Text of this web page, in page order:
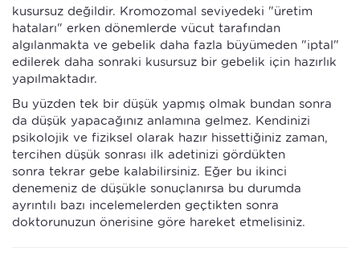
kusursuz değildir. Kromozomal seviyedeki "üretim
hataları" erken dönemlerde vücut tarafından
algılanmakta ve gebelik daha fazla büyümeden "iptal"
edilerek daha sonraki kusursuz bir gebelik için hazırlık
yapılmaktadır.
Bu yüzden tek bir düşük yapmış olmak bundan sonra
da düşük yapacağınız anlamına gelmez. Kendinizi
psikolojik ve fiziksel olarak hazır hissettiğiniz zaman,
tercihen düşük sonrası ilk adetinizi gördükten
sonra tekrar gebe kalabilirsiniz. Eğer bu ikinci
denemeniz de düşükle sonuçlanırsa bu durumda
ayrıntılı bazı incelemelerden geçtikten sonra
doktorunuzun önerisine göre hareket etmelisiniz.